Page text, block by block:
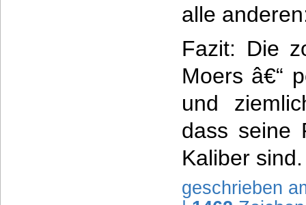
alle
Fazit: Die
Moers â€“
und
dass seine
Kaliber sind.
geschrieben